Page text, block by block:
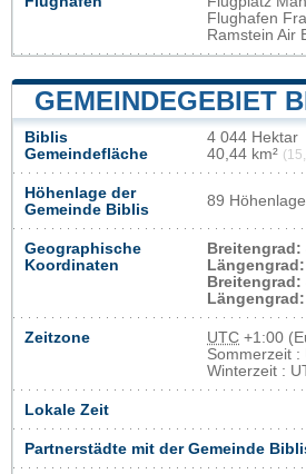
Flughafen
Ramstein Air
GEMEINDEGEBIET
Biblis
Gemeindefläche
4 044 Hektar
40,44 km²
Höhenlage der
Gemeinde Biblis
89 Höhenlage
Geographische
Koordinaten
Breitengrad:
Längengrad:
Breitengrad:
Längengrad:
Zeitzone UTC +1:00
Sommerzeit :
Winterzeit :
Lokale Zeit
Partnerstädte mit der Gemeinde